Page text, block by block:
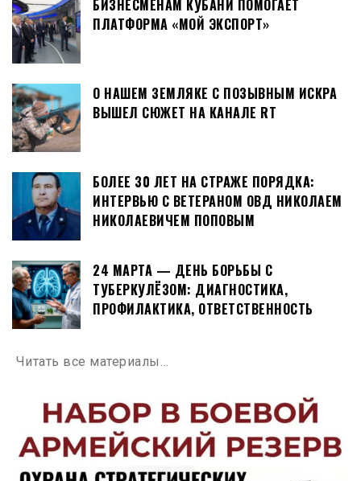
БИЗНЕСМЕНАМ КУБАНИ ПОМОГАЕТ
ПЛАТФОРМА «МОЙ ЭКСПОРТ»
О НАШЕМ ЗЕМЛЯКЕ С ПОЗЫВНЫМ ИСКРА
ВЫШЕЛ СЮЖЕТ НА КАНАЛЕ RT
БОЛЕЕ 30 ЛЕТ НА СТРАЖЕ ПОРЯДКА:
ИНТЕРВЬЮ С ВЕТЕРАНОМ ОВД НИКОЛАЕМ
НИКОЛАЕВИЧЕМ ПОПОВЫМ
24 МАРТА — ДЕНЬ БОРЬБЫ С
ТУБЕРКУЛЁЗОМ: ДИАГНОСТИКА,
ПРОФИЛАКТИКА, ОТВЕТСТВЕННОСТЬ
Читать все материалы…